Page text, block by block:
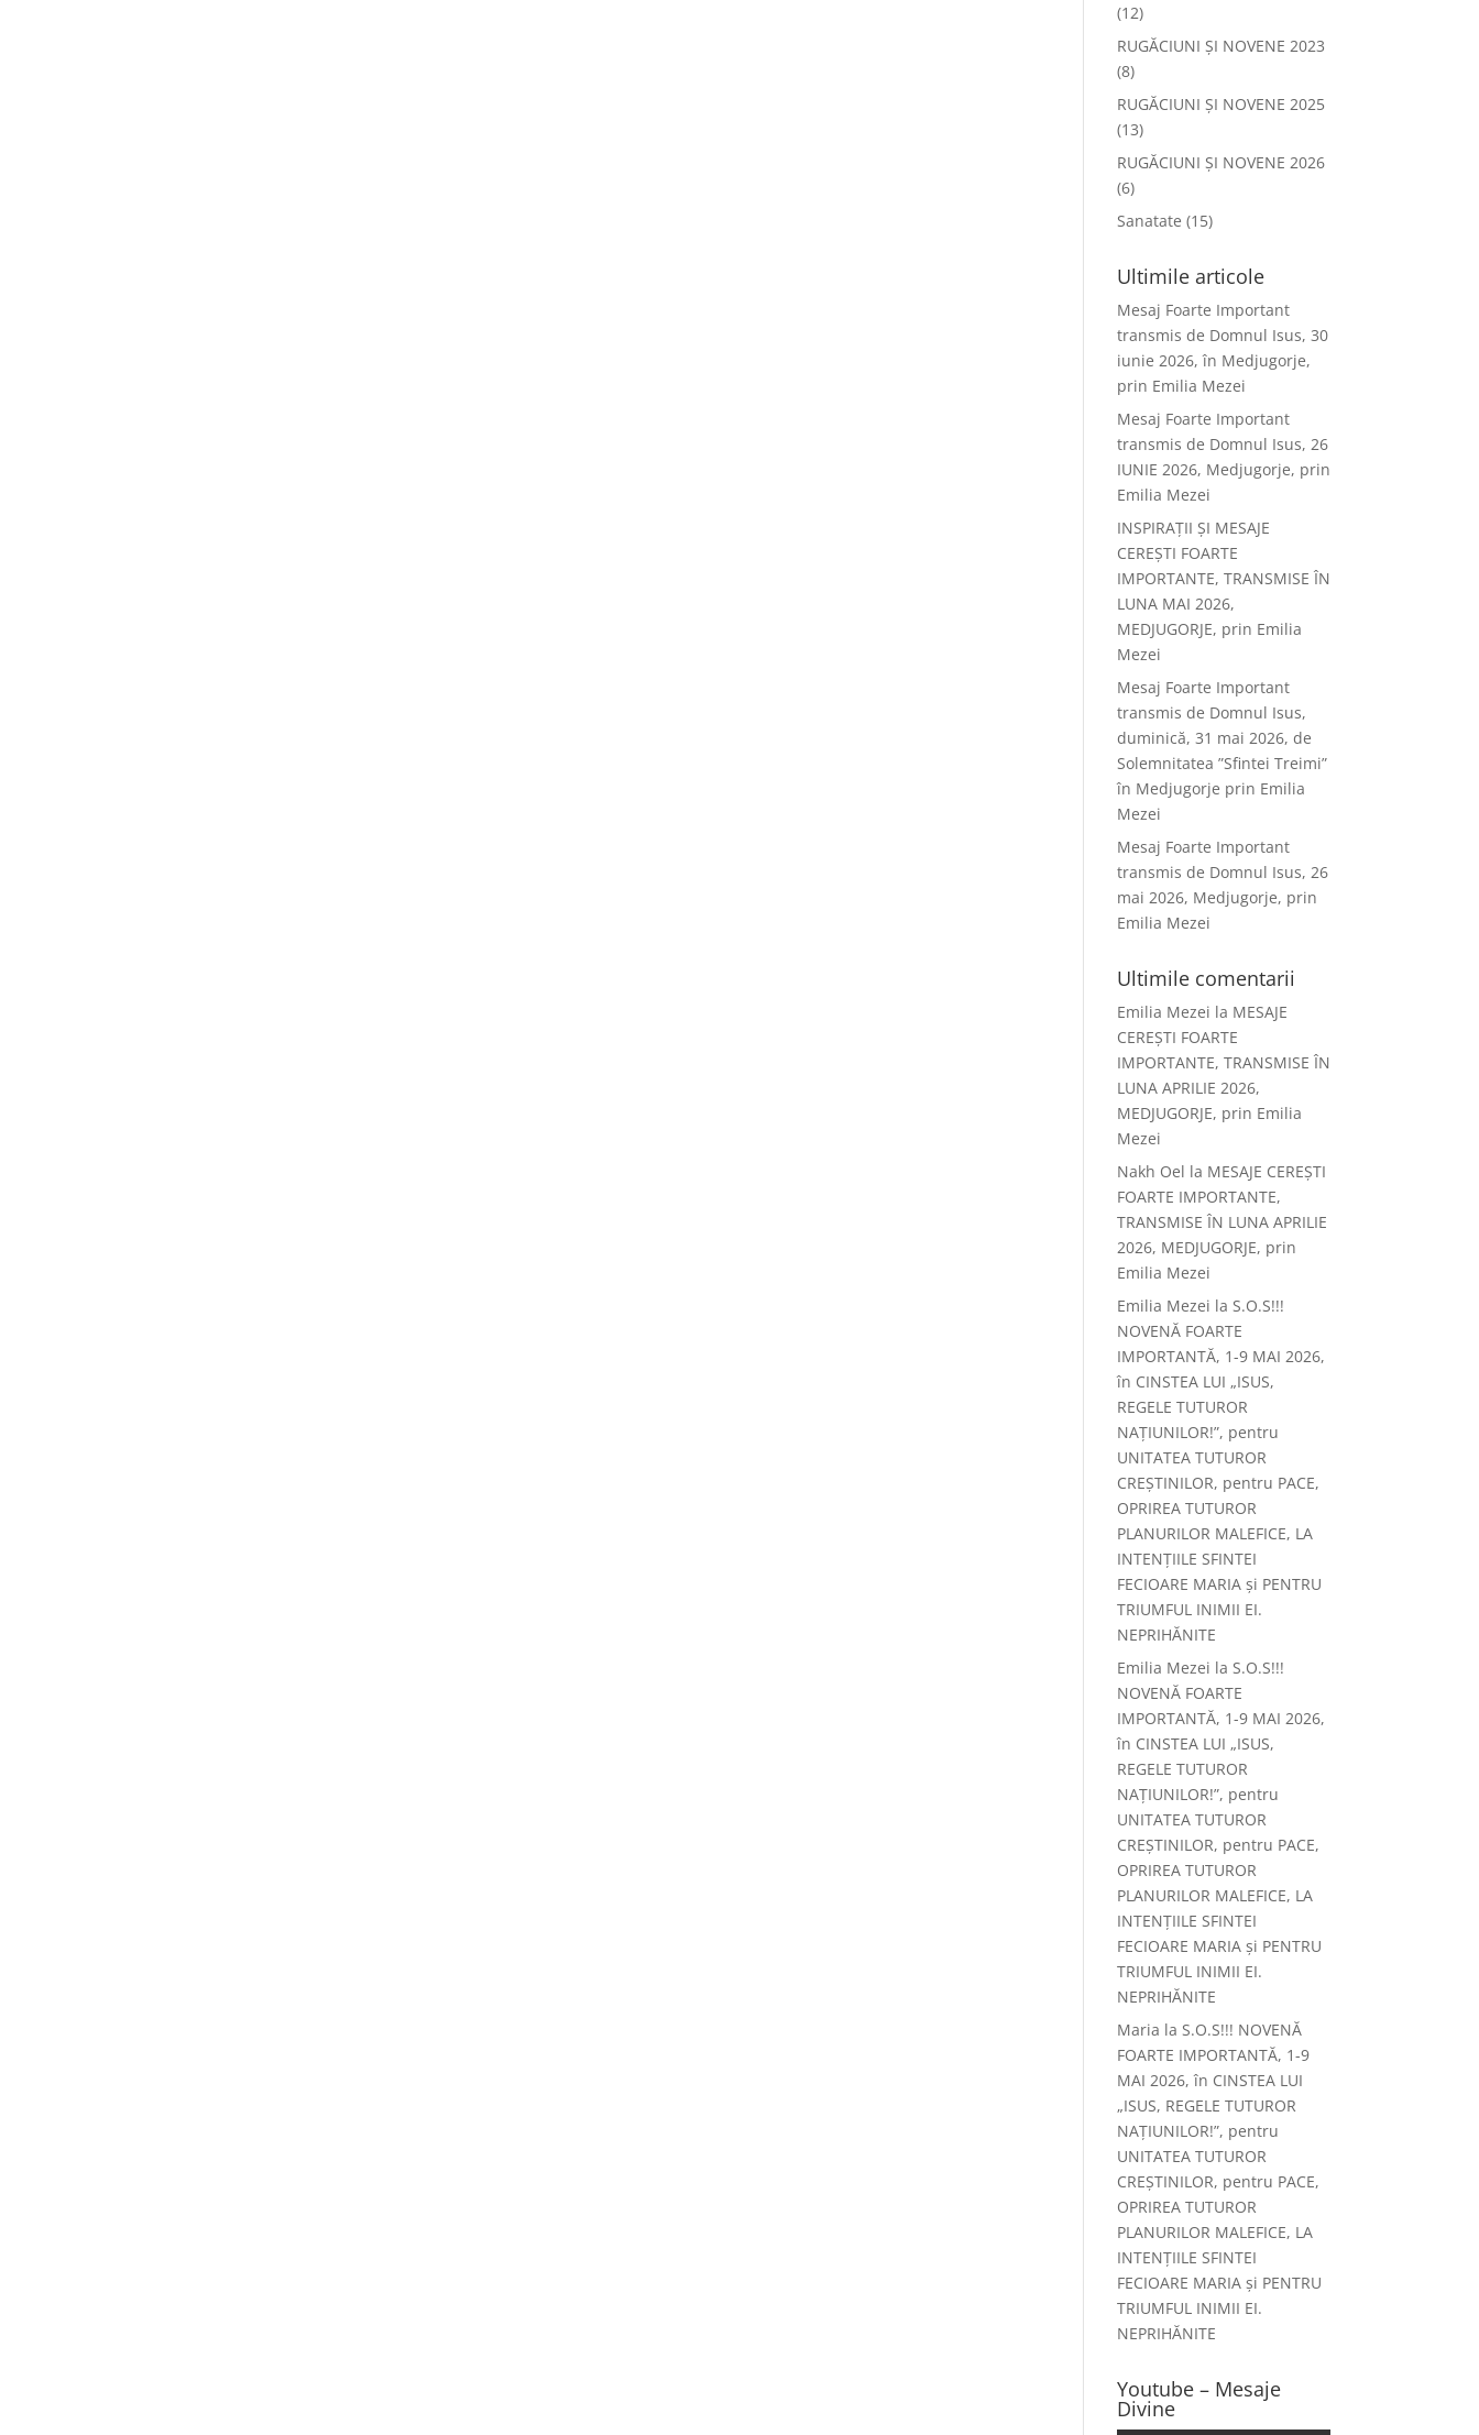
(12)
RUGĂCIUNI ȘI NOVENE 2023
(8)
RUGĂCIUNI ȘI NOVENE 2025
(13)
RUGĂCIUNI ȘI NOVENE 2026
(6)
Sanatate (15)
Ultimile articole
Mesaj Foarte Important
transmis de Domnul Isus, 30
iunie 2026, în Medjugorje,
prin Emilia Mezei
Mesaj Foarte Important
transmis de Domnul Isus, 26
IUNIE 2026, Medjugorje, prin
Emilia Mezei
INSPIRAȚII ȘI MESAJE
CEREȘTI FOARTE
IMPORTANTE, TRANSMISE ÎN
LUNA MAI 2026,
MEDJUGORJE, prin Emilia
Mezei
Mesaj Foarte Important
transmis de Domnul Isus,
duminică, 31 mai 2026, de
Solemnitatea ”Sfintei Treimi”
în Medjugorje prin Emilia
Mezei
Mesaj Foarte Important
transmis de Domnul Isus, 26
mai 2026, Medjugorje, prin
Emilia Mezei
Ultimile comentarii
Emilia Mezei la MESAJE
CEREȘTI FOARTE
IMPORTANTE, TRANSMISE ÎN
LUNA APRILIE 2026,
MEDJUGORJE, prin Emilia
Mezei
Nakh Oel la MESAJE CEREȘTI
FOARTE IMPORTANTE,
TRANSMISE ÎN LUNA APRILIE
2026, MEDJUGORJE, prin
Emilia Mezei
Emilia Mezei laS.O.S!!!
NOVENĂ FOARTE
IMPORTANTĂ, 1-9 MAI 2026,
în CINSTEA LUI „ISUS,
REGELE TUTUROR
NAȚIUNILOR!”, pentru
UNITATEA TUTUROR
CREȘTINILOR, pentru PACE,
OPRIREA TUTUROR
PLANURILOR MALEFICE, LA
INTENȚIILE SFINTEI
FECIOARE MARIA și PENTRU
TRIUMFUL INIMII EI.
NEPRIHĂNITE
Emilia Mezei laS.O.S!!!
NOVENĂ FOARTE
IMPORTANTĂ, 1-9 MAI 2026,
în CINSTEA LUI „ISUS,
REGELE TUTUROR
NAȚIUNILOR!”, pentru
UNITATEA TUTUROR
CREȘTINILOR, pentru PACE,
OPRIREA TUTUROR
PLANURILOR MALEFICE, LA
INTENȚIILE SFINTEI
FECIOARE MARIA și PENTRU
TRIUMFUL INIMII EI.
NEPRIHĂNITE
Maria laS.O.S!!! NOVENĂ
FOARTE IMPORTANTĂ, 1-9
MAI 2026, în CINSTEA LUI
„ISUS, REGELE TUTUROR
NAȚIUNILOR!”, pentru
UNITATEA TUTUROR
CREȘTINILOR, pentru PACE,
OPRIREA TUTUROR
PLANURILOR MALEFICE, LA
INTENȚIILE SFINTEI
FECIOARE MARIA și PENTRU
TRIUMFUL INIMII EI.
NEPRIHĂNITE
Youtube – Mesaje
Divine